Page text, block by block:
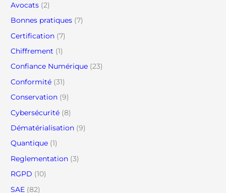
Avocats (2)
Bonnes pratiques (7)
Certification (7)
Chiffrement (1)
Confiance Numérique (23)
Conformité (31)
Conservation (9)
Cybersécurité (8)
Dématérialisation (9)
Quantique (1)
Reglementation (3)
RGPD (10)
SAE (82)